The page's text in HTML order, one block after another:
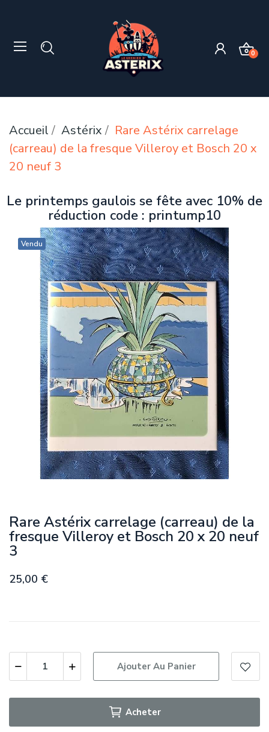
0
Accueil Astérix
Rare Astérix carrelage
(carreau) de la fresque Villeroy et Bosch 20 x
20 neuf 3
Le printemps gaulois se fête avec 10% de
réduction code : printump10
Vendu
Rare Astérix carrelage (carreau) de la
fresque Villeroy et Bosch 20 x 20 neuf
3
25,00 €
Ajouter Au Panier
Acheter